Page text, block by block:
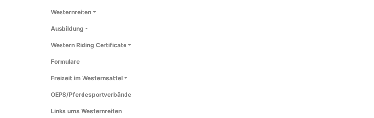
Westernreiten
Ausbildung
Western Riding Certificate
Formulare
Freizeit im Westernsattel
OEPS/Pferdesportverbände
Links ums Westernreiten